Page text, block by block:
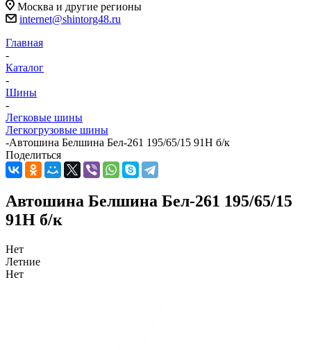
Москва и другие регионы
internet@shintorg48.ru
Главная
-
Каталог
-
Шины
-
Легковые шины
Легкогрузовые шины
-Автошина Белшина Бел-261 195/65/15 91H б/к
Поделиться
Автошина Белшина Бел-261 195/65/15
91H б/к
Нет
Летние
Нет